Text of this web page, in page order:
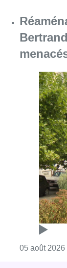
05 août 2026